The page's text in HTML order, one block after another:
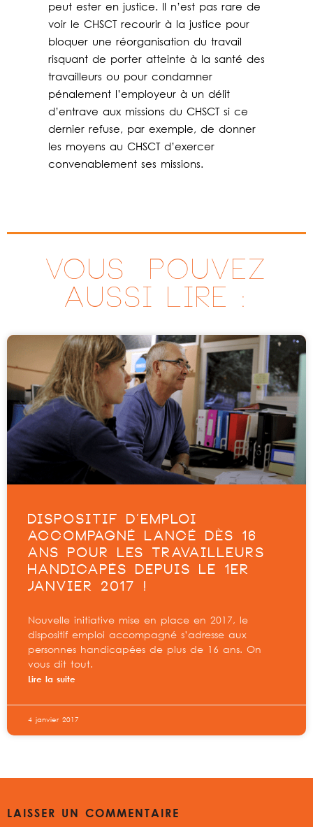
peut ester en justice. Il n’est pas rare de
voir le CHSCT recourir à la justice pour
bloquer une réorganisation du travail
risquant de porter atteinte à la santé des
travailleurs ou pour condamner
pénalement l’employeur à un délit
d’entrave aux missions du CHSCT si ce
dernier refuse, par exemple, de donner
les moyens au CHSCT d’exercer
convenablement ses missions.
VOUS ^POUVEZ
AUSSI LIRE :
DISPOSITIF D’EMPLOI
ACCOMPAGNÉ LANCÉ DÈS 16
ANS POUR LES TRAVAILLEURS
HANDICAPÉS DEPUIS LE 1ER
JANVIER 2017 !
Nouvelle initiative mise en place en 2017, le
dispositif emploi accompagné s’adresse aux
personnes handicapées de plus de 16 ans. On
vous dit tout.
Lire la suite
4 janvier 2017
LAISSER UN COMMENTAIRE